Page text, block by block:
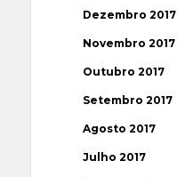
Dezembro 2017
Novembro 2017
Outubro 2017
Setembro 2017
Agosto 2017
Julho 2017